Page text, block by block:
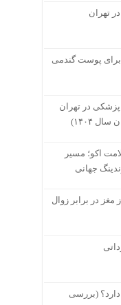
تهران
برای پوست گندمی
در تهران
۱۴۰۴)
اکو؛ مسیر
جهانی
در برابر زوال
دارد؟ (بررسی